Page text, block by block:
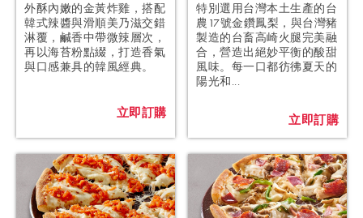
外酥內嫩的金黃炸雞，搭配
韓式辣醬與滑順美乃滋交錯
淋覆，鹹香中帶微辣層次，
再以海苔粉點綴，打造香氣
與口感兼具的韓風經典。
立即訂購
特別選用台灣本土生產的台
農17號金鑽鳳梨，與台灣豬
製造的台畜高崎火腿完美融
合，營造出絕妙平衡的酸甜
風味。每一口都彷彿夏天的
陽光和...
立即訂購